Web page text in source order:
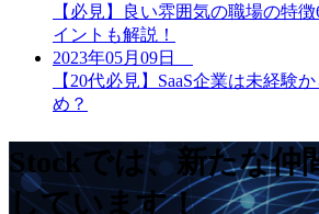
【必見】良い雰囲気の職場の特
イントも解説！
2023年05月09日
【20代必見】SaaS企業は未経験
め？
Stockでは、新たな仲
しています！